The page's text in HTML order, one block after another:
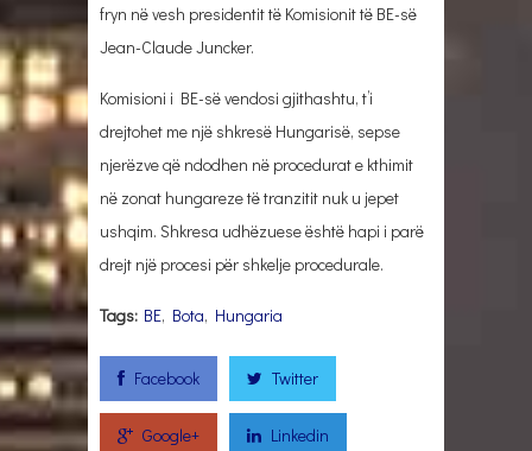
fryn nё vesh presidentit tё Komisionit tё BE-sё
Jean-Claude Juncker.
Komisioni i BE-sё vendosi gjithashtu, t’i
drejtohet me njё shkresё Hungarisё, sepse
njerёzve qё ndodhen nё procedurat e kthimit
nё zonat hungareze tё tranzitit nuk u jepet
ushqim. Shkresa udhёzuese ёshtё hapi i parё
drejt njё procesi pёr shkelje procedurale.
Tags: BE, Bota, Hungaria
Facebook Twitter
Google+ Linkedin